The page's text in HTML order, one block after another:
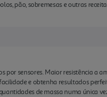
pão, sobremesas e outras
sensores. Maior resistência a
e obtenha resultados
de massa numa única